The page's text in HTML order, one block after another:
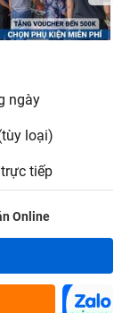
ngày
loại)
tiếp
Online